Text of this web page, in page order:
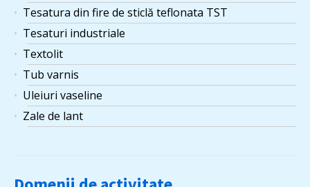
Tesatura din fire de sticlă teflonata TST
Tesaturi industriale
Textolit
Tub varnis
Uleiuri vaseline
Zale de lant